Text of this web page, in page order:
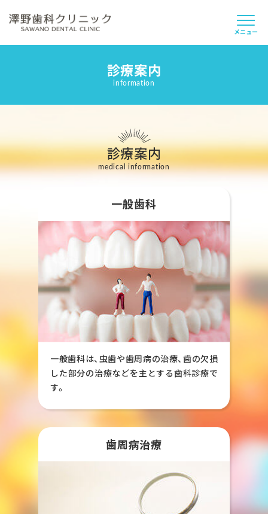
診療案内
information
診療案内
medical information
一般歯科
一般歯科は、虫歯や歯周病の治療、歯の欠損
した部分の治療などを主とする歯科診療で
す。
歯周病治療
メニュー
よくあるご質問
お知らせ
交通アクセス
お問い合わせ
予約のお電話はこちらから
tel.054-260-4636
〒421-0137 静岡県静岡市駿河区寺田111-３